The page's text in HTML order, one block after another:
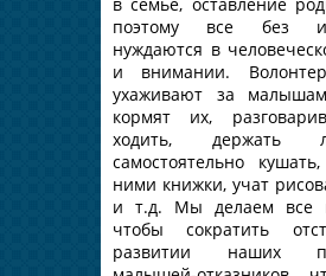
в семье, оставление
поэтому все без
нуждаются в
и внимании.
ухаживают за
кормят их,
ходить, держать
самостоятельно
ними книжки, учат
и т.д. Мы делаем все
чтобы сократить
развитии наших